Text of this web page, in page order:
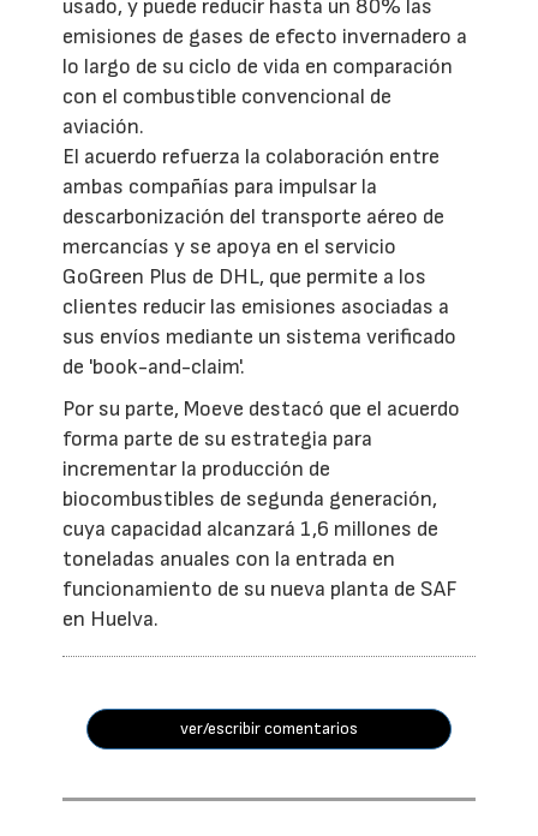
usado, y puede reducir hasta un 80% las
emisiones de gases de efecto invernadero a
lo largo de su ciclo de vida en comparación
con el combustible convencional de
aviación.
El acuerdo refuerza la colaboración entre
ambas compañías para impulsar la
descarbonización del transporte aéreo de
mercancías y se apoya en el servicio
GoGreen Plus de DHL, que permite a los
clientes reducir las emisiones asociadas a
sus envíos mediante un sistema verificado
de 'book-and-claim'.
Por su parte, Moeve destacó que el acuerdo
forma parte de su estrategia para
incrementar la producción de
biocombustibles de segunda generación,
cuya capacidad alcanzará 1,6 millones de
toneladas anuales con la entrada en
funcionamiento de su nueva planta de SAF
en Huelva.
ver/escribir comentarios